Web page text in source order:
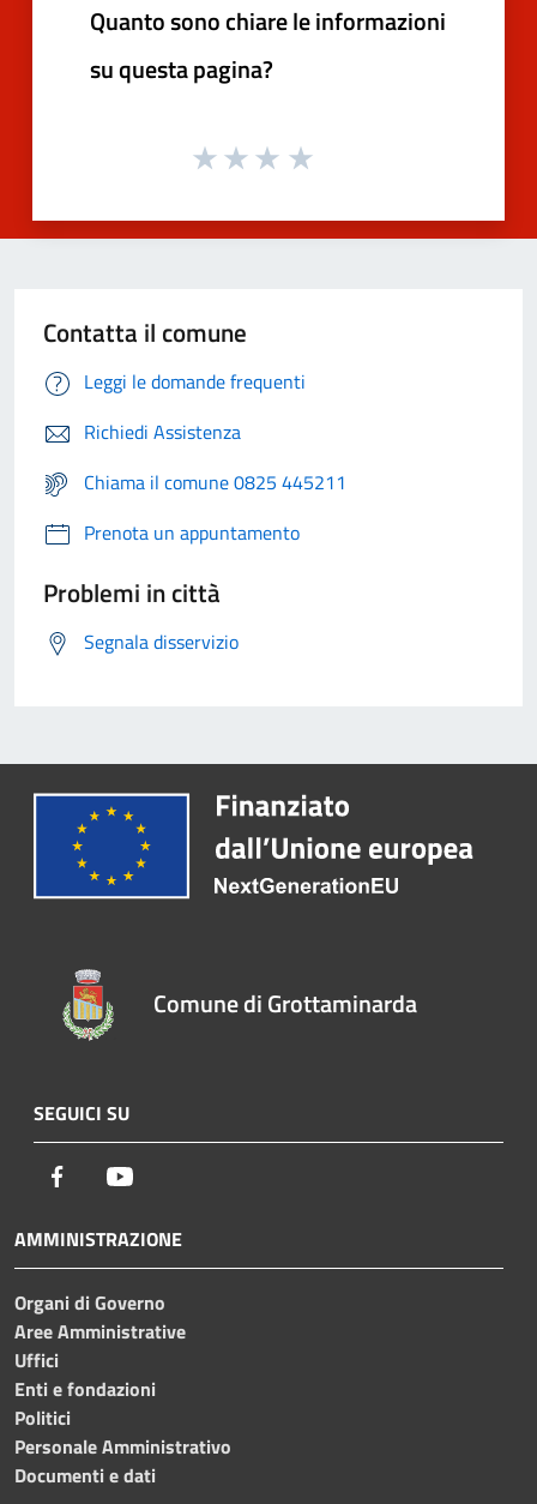
Quanto sono chiare le informazioni
su questa pagina?
Contatta il comune
Leggi le domande frequenti
Richiedi Assistenza
Chiama il comune 0825 445211
Prenota un appuntamento
Problemi in città
Segnala disservizio
Comune di Grottaminarda
SEGUICI SU
Facebook
AMMINISTRAZIONE
Organi di Governo
Aree Amministrative
Uffici
Enti e fondazioni
Politici
Personale Amministrativo
Documenti e dati